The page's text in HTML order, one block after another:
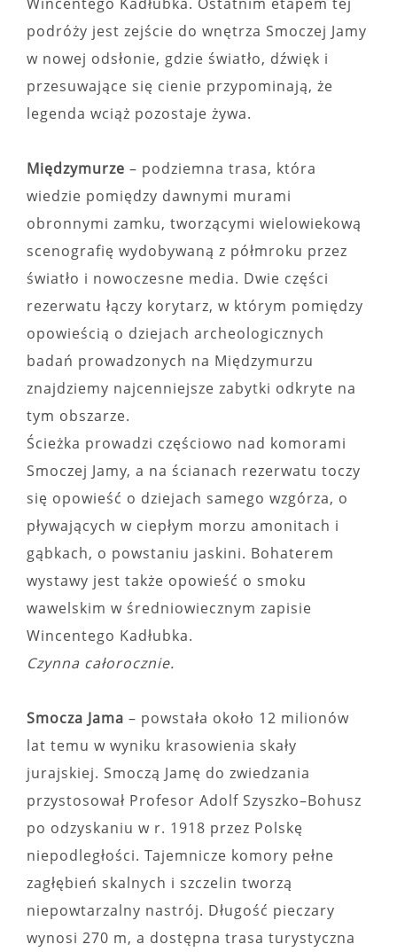
podróży jest zejście do wnętrza Smoczej Jamy
w nowej odsłonie, gdzie światło, dźwięk i
przesuwające się cienie przypominają, że
legenda wciąż pozostaje żywa.
Międzymurze – podziemna trasa, która
wiedzie pomiędzy dawnymi murami
obronnymi zamku, tworzącymi wielowiekową
scenografię wydobywaną z półmroku przez
światło i nowoczesne media. Dwie części
rezerwatu łączy korytarz, w którym pomiędzy
opowieścią o dziejach archeologicznych
badań prowadzonych na Międzymurzu
znajdziemy najcenniejsze zabytki odkryte na
tym obszarze.
Ścieżka prowadzi częściowo nad komorami
Smoczej Jamy, a na ścianach rezerwatu toczy
się opowieść o dziejach samego wzgórza, o
pływających w ciepłym morzu amonitach i
gąbkach, o powstaniu jaskini. Bohaterem
wystawy jest także opowieść o smoku
wawelskim w średniowiecznym zapisie
Wincentego Kadłubka.
Czynna całorocznie.
Smocza Jama – powstała około 12 milionów
lat temu w wyniku krasowienia skały
jurajskiej. Smoczą Jamę do zwiedzania
przystosował Profesor Adolf Szyszko–Bohusz
po odzyskaniu w r. 1918 przez Polskę
niepodległości. Tajemnicze komory pełne
zagłębień skalnych i szczelin tworzą
niepowtarzalny nastrój. Długość pieczary
wynosi 270 m, a dostępna trasa turystyczna